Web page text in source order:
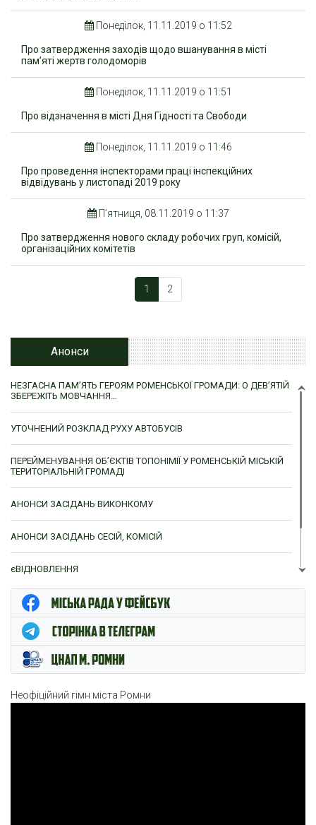
Понеділок, 11.11.2019 о 11:52
Про затвердження заходів щодо вшанування в місті
пам’яті жертв голодоморів
Понеділок, 11.11.2019 о 11:51
Про відзначення в місті Дня Гідності та Свободи
Понеділок, 11.11.2019 о 11:46
Про проведення інспекторами праці інспекційних
відвідувань у листопаді 2019 року
П’ятниця, 08.11.2019 о 11:37
Про затвердження нового складу робочих груп, комісій,
організаційних комітетів
1 2
Анонси
НЕЗГАСНА ПАМ’ЯТЬ ГЕРОЯМ РОМЕНСЬКОЇ ГРОМАДИ: О ДЕВ’ЯТІЙ
ЗБЕРЕЖІТЬ МОВЧАННЯ…
УТОЧНЕНИЙ РОЗКЛАД РУХУ АВТОБУСІВ
ПЕРЕЙМЕНУВАННЯ ОБ’ЄКТІВ ТОПОНІМІЇ У РОМЕНСЬКІЙ МІСЬКІЙ
ТЕРИТОРІАЛЬНІЙ ГРОМАДІ
АНОНСИ ЗАСІДАНЬ ВИКОНКОМУ
АНОНСИ ЗАСІДАНЬ СЕСІЙ, КОМІСІЙ
єВІДНОВЛЕННЯ
ЦНАП м. Ромни
Неофіційний гімн міста Ромни